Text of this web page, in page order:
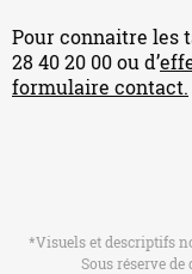
Pour connaitre les
28 40 20 00 ou d’
formulaire contact.
*Visuels et descriptifs
Sous réserve